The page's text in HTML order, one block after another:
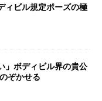
ィビル規定ポーズの極
」ボディビル界の貴公
ぞかせる